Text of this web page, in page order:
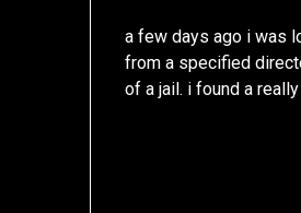
a few days ago i was
from a specified
of a jail. i found a